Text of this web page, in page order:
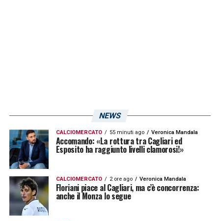
NEWS
CALCIOMERCATO 55 minuti ago Veronica Mandala
Accomando: «La rottura tra Cagliari ed
Esposito ha raggiunto livelli clamorosi!»
CALCIOMERCATO 2 ore ago Veronica Mandala
Floriani piace al Cagliari, ma c’è concorrenza:
anche il Monza lo segue